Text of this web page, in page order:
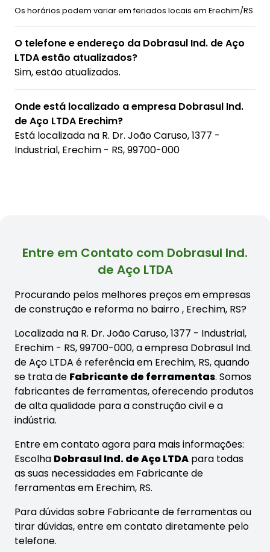
Os horários podem variar em feriados locais em Erechim/RS.
O telefone e endereço da Dobrasul Ind. de Aço
LTDA estão atualizados?
Sim, estão atualizados.
Onde está localizado a empresa Dobrasul Ind.
de Aço LTDA Erechim?
Está localizada na R. Dr. João Caruso, 1377 -
Industrial, Erechim - RS, 99700-000
Entre em Contato com Dobrasul Ind.
de Aço LTDA
Procurando pelos melhores preços em empresas
de construção e reforma no bairro, Erechim, RS?
Localizada na R. Dr. João Caruso, 1377 - Industrial,
Erechim - RS, 99700-000, a empresa Dobrasul Ind.
de Aço LTDA é referência em Erechim, RS, quando
se trata de Fabricante de ferramentas. Somos
fabricantes de ferramentas, oferecendo produtos
de alta qualidade para a construção civil e a
indústria.
Entre em contato agora para mais informações:
Escolha Dobrasul Ind. de Aço LTDA para todas
as suas necessidades em Fabricante de
ferramentas em Erechim, RS.
Para dúvidas sobre Fabricante de ferramentas ou
tirar dúvidas, entre em contato diretamente pelo
telefone.